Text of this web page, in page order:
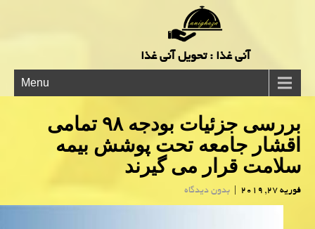
آنی غذا : تحویل آنی غذا
Menu
بررسی جزئیات بودجه ۹۸ تمامی
اقشار جامعه تحت پوشش بیمه
سلامت قرار می گیرند
فوریه 27, 2019 | بدون دیدگاه